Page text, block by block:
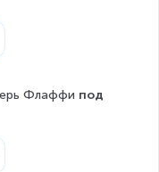
Флаффи под